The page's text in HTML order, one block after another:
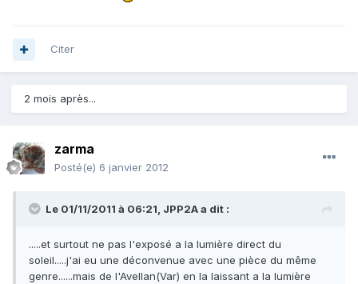
Citer
2 mois après...
zarma
Posté(e) 6 janvier 2012
Le 01/11/2011 à 06:21, JPP2A a dit :
.....et surtout ne pas l'exposé a la lumière direct du
soleil.....j'ai eu une déconvenue avec une pièce du même
genre......mais de l'Avellan(Var) en la laissant a la lumière